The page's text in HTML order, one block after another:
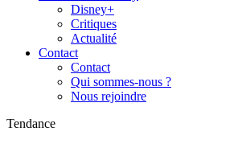
Disney+
Critiques
Actualité
Contact
Contact
Qui sommes-nous ?
Nous rejoindre
Tendance